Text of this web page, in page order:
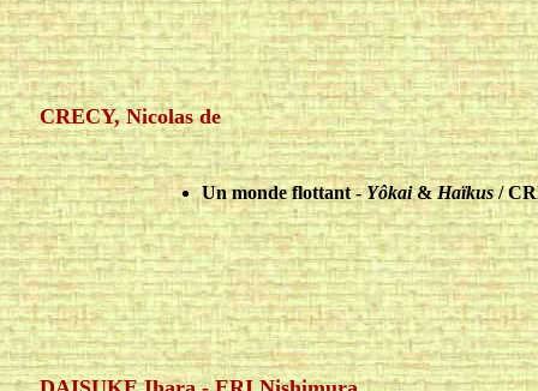
CRECY, Nicolas de
Un monde flottant -Yôkai&Haïkus/